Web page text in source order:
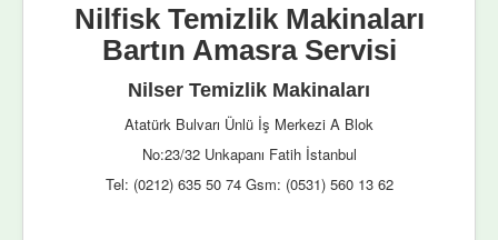
Nilfisk Temizlik Makinaları
Bartın Amasra Servisi
Nilser Temizlik Makinaları
Atatürk Bulvarı Ünlü İş Merkezi A Blok
No:23/32 Unkapanı Fatih İstanbul
Tel: (0212) 635 50 74 Gsm: (0531) 560 13 62